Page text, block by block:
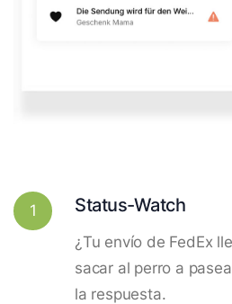
1 Status-Watch
¿Tu envío de FedEx
sacar al perro a
la respuesta.